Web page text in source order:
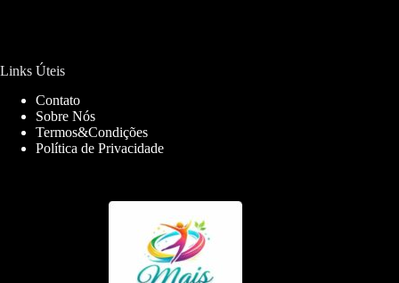
Links Úteis
Contato
Sobre Nós
Termos&Condições
Política de Privacidade